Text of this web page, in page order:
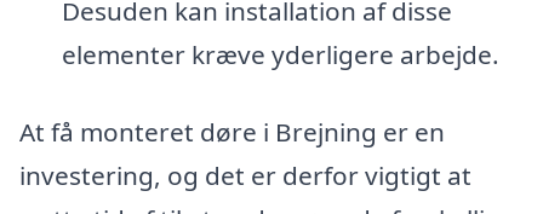
Desuden kan installation af disse
elementer kræve yderligere arbejde.
At få monteret døre i Brejning er en
investering, og det er derfor vigtigt at